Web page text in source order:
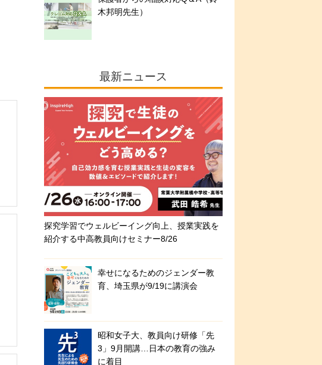
木邦明先生）
最新ニュース
探究学習でウェルビーイング向上、授業実践を
紹介する中高教員向けセミナー8/26
幸せになるためのジェンダー教
育、埼玉県が9/19に講演会
昭和女子大、教員向け研修「先
3」9月開講…日本の教育の強み
に着目